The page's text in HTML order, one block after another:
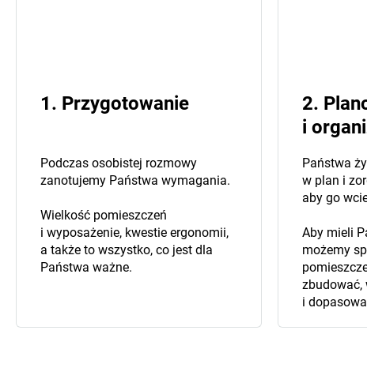
1. Przygotowanie
Podczas osobistej rozmowy
zanotujemy Państwa wymagania.
Wielkość pomieszczeń
i wyposażenie, kwestie ergonomii,
a także to wszystko, co jest dla
Państwa ważne.
2.
i
Państwa
w plan i
aby go
Aby mieli
możemy
zbudować,
i